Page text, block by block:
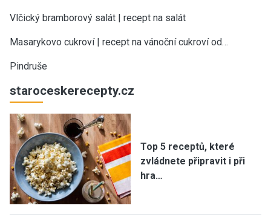
Vlčický bramborový salát | recept na salát
Masarykovo cukroví | recept na vánoční cukroví od…
Pindruše
staroceskerecepty.cz
Top 5 receptů, které
zvládnete připravit i při
hra…